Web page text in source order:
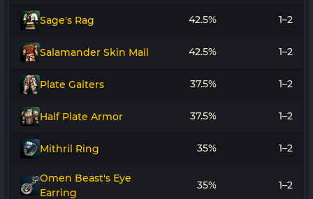
Sage's Rag 42.5% 1–2
Salamander Skin Mail 42.5% 1–2
Plate Gaiters 37.5% 1–2
Half Plate Armor 37.5% 1–2
Mithril Ring 35% 1–2
Omen Beast's Eye
Earring
35% 1–2